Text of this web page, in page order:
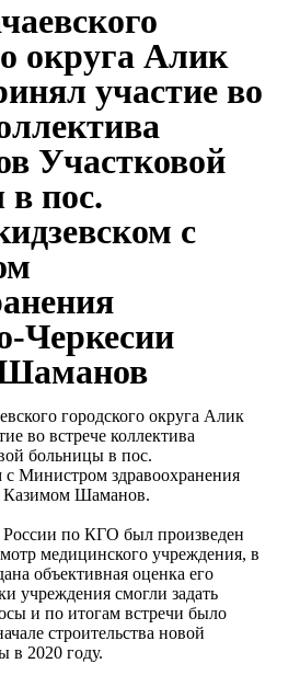
округа Алик
участие во
Участковой
пос.
с
Черкесии
городского округа Алик
во встрече коллектива
больницы в пос.
Министром здравоохранения
Казимом Шаманов.
по КГО был произведен
медицинского учреждения, в
объективная оценка его
учреждения смогли задать
и по итогам встречи было
строительства новой
в 2020 году.